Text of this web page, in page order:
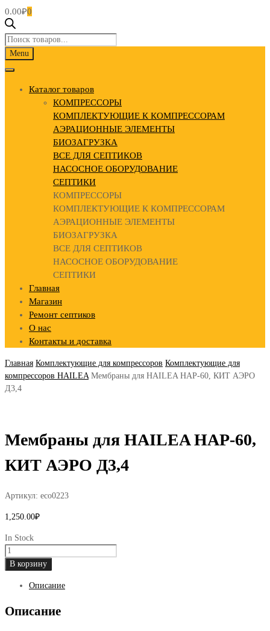
0.00₽0
Поиск
товаров
Skip
Menu
Каталог товаров
КОМПРЕССОРЫ
КОМПЛЕКТУЮЩИЕ К КОМПРЕССОРАМ
АЭРАЦИОННЫЕ ЭЛЕМЕНТЫ
БИОЗАГРУЗКА
ВСЕ ДЛЯ СЕПТИКОВ
НАСОСНОЕ ОБОРУДОВАНИЕ
СЕПТИКИ
КОМПРЕССОРЫ
КОМПЛЕКТУЮЩИЕ К КОМПРЕССОРАМ
АЭРАЦИОННЫЕ ЭЛЕМЕНТЫ
БИОЗАГРУЗКА
ВСЕ ДЛЯ СЕПТИКОВ
НАСОСНОЕ ОБОРУДОВАНИЕ
СЕПТИКИ
Главная
Магазин
Ремонт септиков
О нас
Контакты и доставка
Главная Комплектующие для компрессоров Комплектующие для
компрессоров HAILEA Мембраны для HAILEA HAP-60, КИТ АЭРО
Д3,4
Мембраны для HAILEA HAP-60,
КИТ АЭРО Д3,4
Артикул: eco0223
1,250.00₽
In Stock
Количество
товара
HAP-
В корзину
Описание
Описание